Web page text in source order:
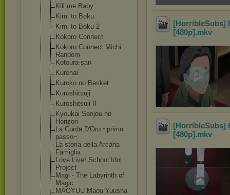
Kill me Baby
Kimi to Boku
Kimi to Boku 2
Kokoro Connect
Kokoro Connect Michi
Random
Kotoura-san
Kurenai
Kuroko no Basket
Kuroshitsuji
Kuroshitsuji II
Kyoukai Senjou no
Horizon
La Corda D'Oro ~primo
passo~
La storia della Arcana
Famiglia
Love Live! School Idol
Project
Magi - The Labyrinth of
Magic
MAOYUU Maou Yuusha
[HorribleSubs]
[480p] .mkv
[HorribleSubs]
[480p] .mkv